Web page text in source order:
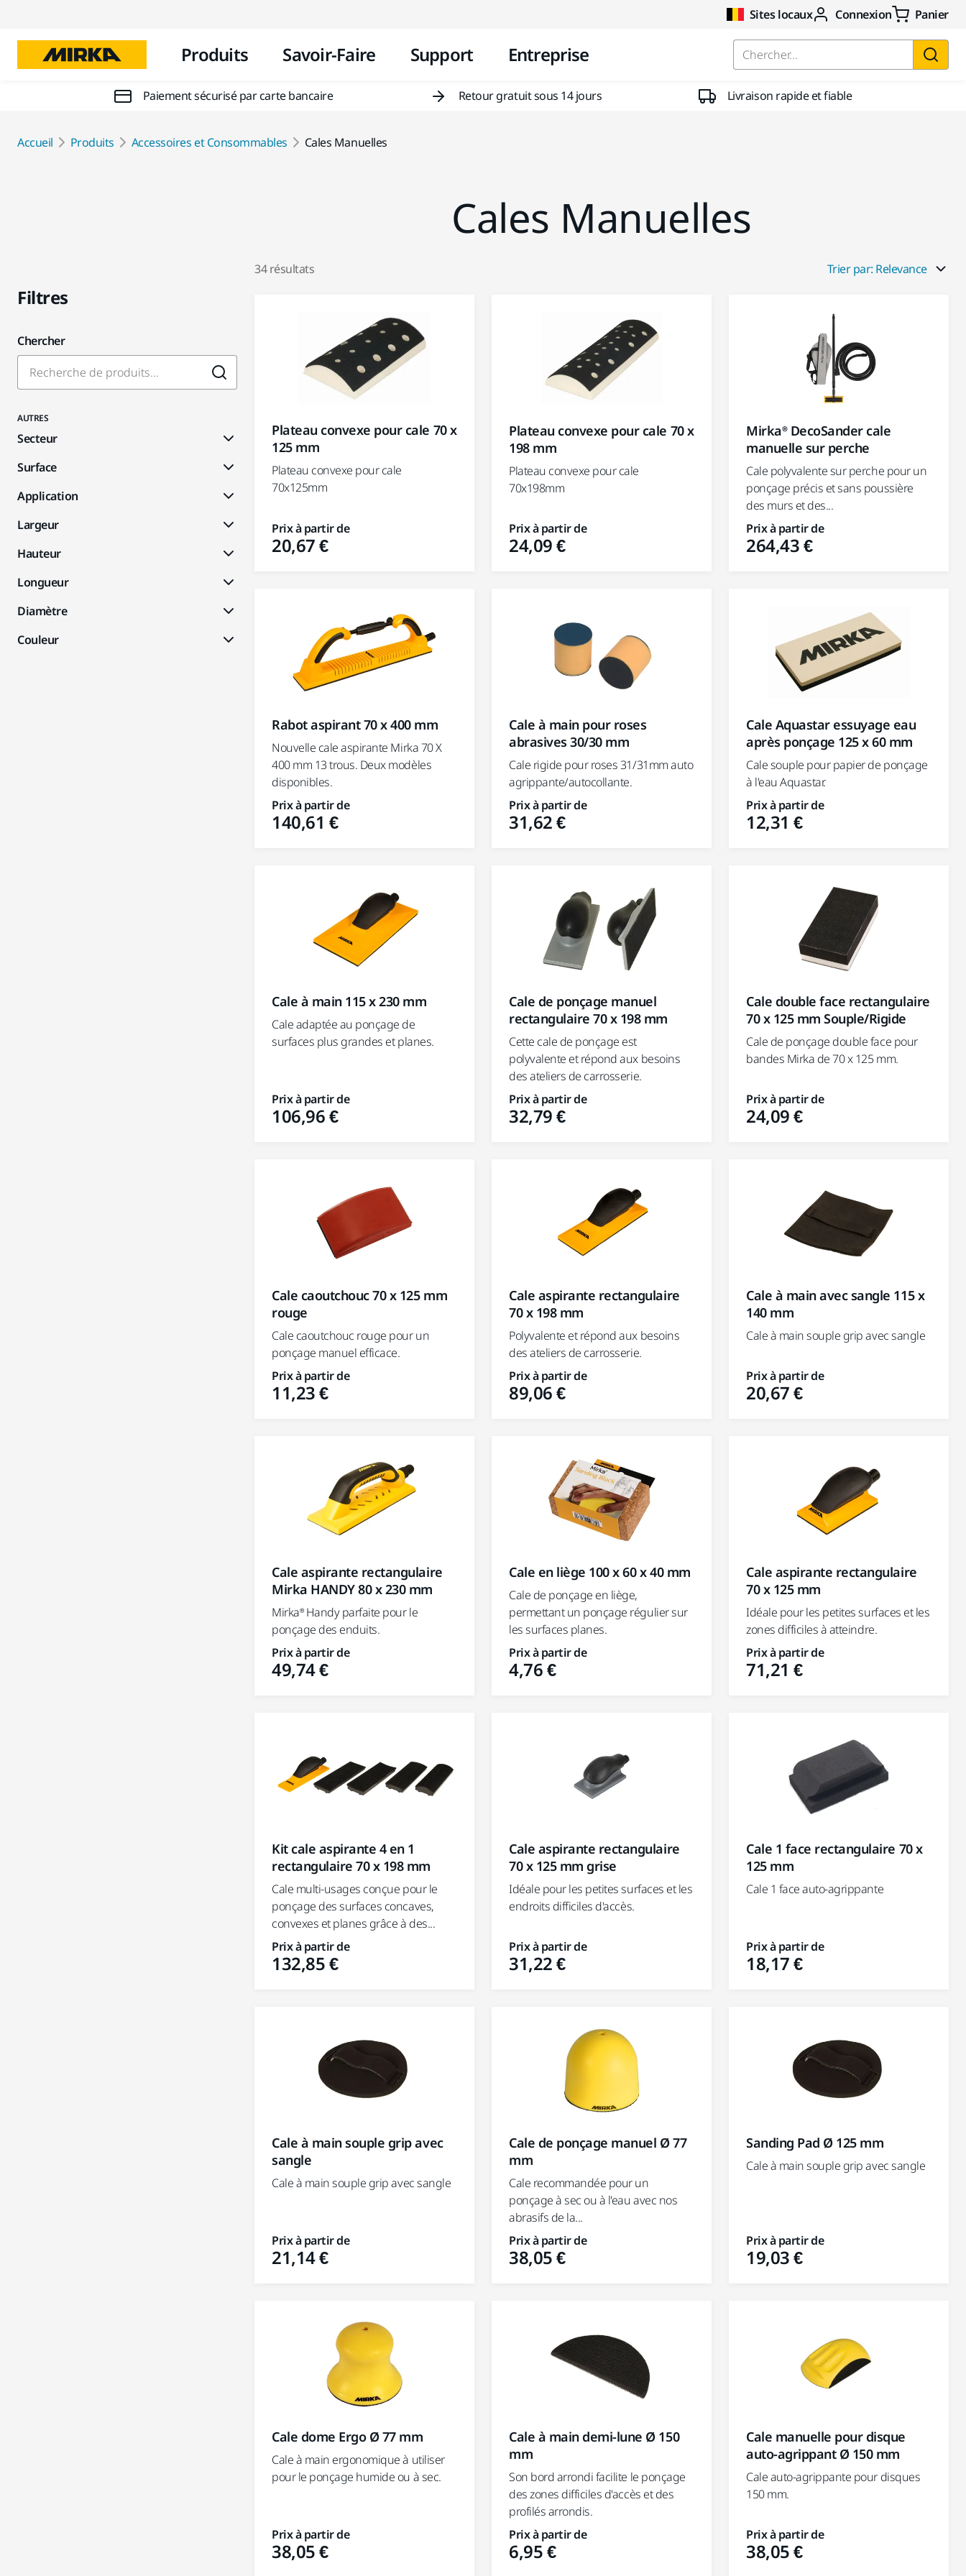
Sites locaux Connexion Panier
Produits Savoir-Faire Support Entreprise Chercher...
Paiement sécurisé par carte bancaire Retour gratuit sous 14 jours Livraison rapide et fiable
Accueil Produits Accessoires et Consommables Cales Manuelles
Cales Manuelles
34 résultats Trier par: Relevance
Filtres
Chercher
AUTRES
Secteur
Surface
Application
Largeur
Hauteur
Longueur
Diamètre
Couleur
Plateau convexe pour cale 70 x
125 mm
Plateau convexe pour cale
70x125mm
Prix à partir de
20,67 €
Plateau convexe pour cale 70 x
198 mm
Plateau convexe pour cale
70x198mm
Prix à partir de
24,09 €
Mirka® DecoSander cale
manuelle sur perche
Cale polyvalente sur perche pour un
ponçage précis et sans poussière
des murs et des...
Prix à partir de
264,43 €
Rabot aspirant 70 x 400 mm
Nouvelle cale aspirante Mirka 70 X
400 mm 13 trous. Deux modèles
disponibles.
Prix à partir de
140,61 €
Cale à main pour roses
abrasives 30/30 mm
Cale rigide pour roses 31/31mm auto
agrippante/autocollante.
Prix à partir de
31,62 €
Cale Aquastar essuyage eau
après ponçage 125 x 60 mm
Cale souple pour papier de ponçage
à l'eau Aquastar.
Prix à partir de
12,31 €
Cale à main 115 x 230 mm
Cale adaptée au ponçage de
surfaces plus grandes et planes.
Prix à partir de
106,96 €
Cale de ponçage manuel
rectangulaire 70 x 198 mm
Cette cale de ponçage est
polyvalente et répond aux besoins
des ateliers de carrosserie.
Prix à partir de
32,79 €
Cale double face rectangulaire
70 x 125 mm Souple/Rigide
Cale de ponçage double face pour
bandes Mirka de 70 x 125 mm.
Prix à partir de
24,09 €
Cale caoutchouc 70 x 125 mm
rouge
Cale caoutchouc rouge pour un
ponçage manuel efficace.
Prix à partir de
11,23 €
Cale aspirante rectangulaire
70 x 198 mm
Polyvalente et répond aux besoins
des ateliers de carrosserie.
Prix à partir de
89,06 €
Cale à main avec sangle 115 x
140 mm
Cale à main souple grip avec sangle
Prix à partir de
20,67 €
Cale aspirante rectangulaire
Mirka HANDY 80 x 230 mm
Mirka® Handy parfaite pour le
ponçage des enduits.
Prix à partir de
49,74 €
Cale en liège 100 x 60 x 40 mm
Cale de ponçage en liège,
permettant un ponçage régulier sur
les surfaces planes.
Prix à partir de
4,76 €
Cale aspirante rectangulaire
70 x 125 mm
Idéale pour les petites surfaces et les
zones difficiles à atteindre.
Prix à partir de
71,21 €
Kit cale aspirante 4 en 1
rectangulaire 70 x 198 mm
Cale multi-usages conçue pour le
ponçage des surfaces concaves,
convexes et planes grâce à des...
Prix à partir de
132,85 €
Cale aspirante rectangulaire
70 x 125 mm grise
Idéale pour les petites surfaces et les
endroits difficiles d'accès.
Prix à partir de
31,22 €
Cale 1 face rectangulaire 70 x
125 mm
Cale 1 face auto-agrippante
Prix à partir de
18,17 €
Cale à main souple grip avec
sangle
Cale à main souple grip avec sangle
Prix à partir de
21,14 €
Cale de ponçage manuel Ø 77
mm
Cale recommandée pour un
ponçage à sec ou à l'eau avec nos
abrasifs de la...
Prix à partir de
38,05 €
Sanding Pad Ø 125 mm
Cale à main souple grip avec sangle
Prix à partir de
19,03 €
Cale dome Ergo Ø 77 mm
Cale à main ergonomique à utiliser
pour le ponçage humide ou à sec.
Prix à partir de
38,05 €
Cale à main demi-lune Ø 150
mm
Son bord arrondi facilite le ponçage
des zones difficiles d'accès et des
profilés arrondis.
Prix à partir de
6,95 €
Cale manuelle pour disque
auto-agrippant Ø 150 mm
Cale auto-agrippante pour disques
150 mm.
Prix à partir de
38,05 €